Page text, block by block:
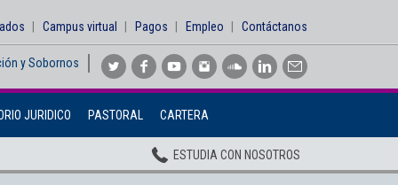
Campus virtual Pagos Empleo Contáctanos
y Sobornos
JURIDICO PASTORAL CARTERA
ESTUDIA CON NOSOTROS
Inicio
Institucional
Pregrados